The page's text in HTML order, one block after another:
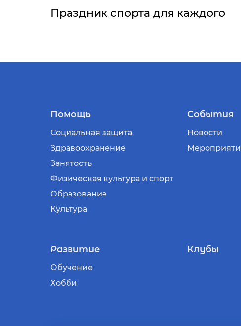
Праздник спорта для каждого
Помощь
Социальная защита
Здравоохранение
Занятость
Физическая культура и спорт
Образование
Культура
События
Новости
Развитие
Обучение
Хобби
Клубы